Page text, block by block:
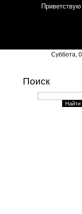
Суббота,
Поиск